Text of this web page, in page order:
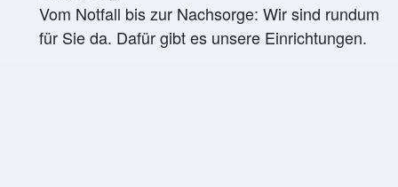
Vom Notfall bis zur Nachsorge: Wir sind rundum
für Sie da. Dafür gibt es unsere Einrichtungen.